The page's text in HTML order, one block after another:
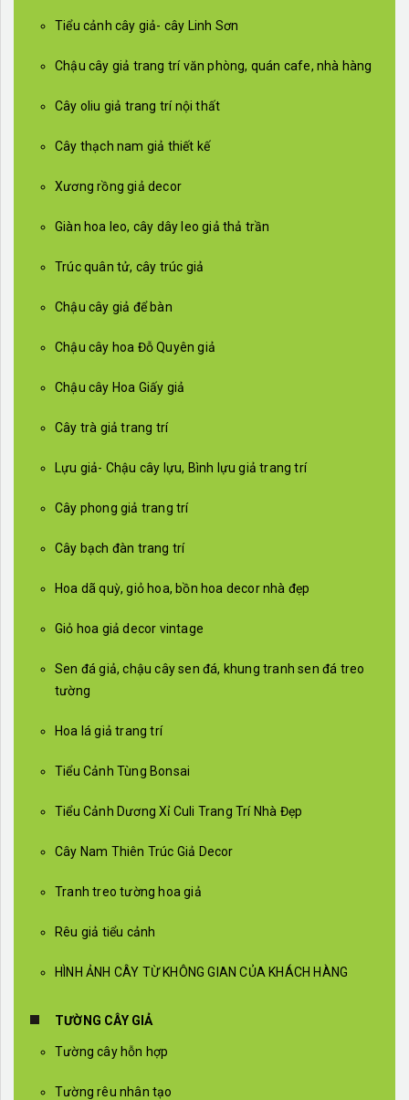
Tiểu cảnh cây giả- cây Linh Sơn
Chậu cây giả trang trí văn phòng, quán cafe, nhà hàng
Cây oliu giả trang trí nội thất
Cây thạch nam giả thiết kế
Xương rồng giả decor
Giàn hoa leo, cây dây leo giả thả trần
Trúc quân tử, cây trúc giả
Chậu cây giả để bàn
Chậu cây hoa Đỗ Quyên giả
Chậu cây Hoa Giấy giả
Cây trà giả trang trí
Lựu giả- Chậu cây lựu, Bình lựu giả trang trí
Cây phong giả trang trí
Cây bạch đàn trang trí
Hoa dã quỳ, giỏ hoa, bồn hoa decor nhà đẹp
Giỏ hoa giả decor vintage
Sen đá giả, chậu cây sen đá, khung tranh sen đá treo
tường
Hoa lá giả trang trí
Tiểu Cảnh Tùng Bonsai
Tiểu Cảnh Dương Xỉ Culi Trang Trí Nhà Đẹp
Cây Nam Thiên Trúc Giả Decor
Tranh treo tường hoa giả
Rêu giả tiểu cảnh
HÌNH ẢNH CÂY TỪ KHÔNG GIAN CỦA KHÁCH HÀNG
TƯỜNG CÂY GIẢ
Tường cây hỗn hợp
Tường rêu nhân tạo